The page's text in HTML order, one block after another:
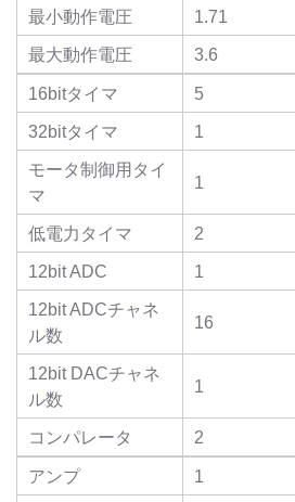
最小動作電圧
1.71
最大動作電圧
3.6
16bitタイマ
5
32bitタイマ
1
モータ制御用タイ
マ
1
低電力タイマ
2
12bit ADC
1
12bit ADCチャネ
ル数
16
12bit DACチャネ
ル数
1
コンパレータ
2
アンプ
1